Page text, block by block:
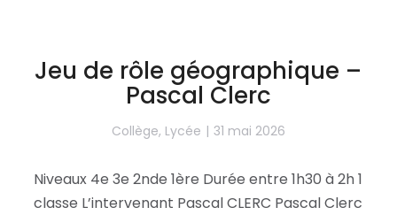
Jeu de rôle géographique –
Pascal Clerc
Collège, Lycée 31 mai 2026
Niveaux 4e 3e 2nde 1ère Durée entre 1h30 à 2h 1
classe L’intervenant Pascal CLERC Pascal Clerc